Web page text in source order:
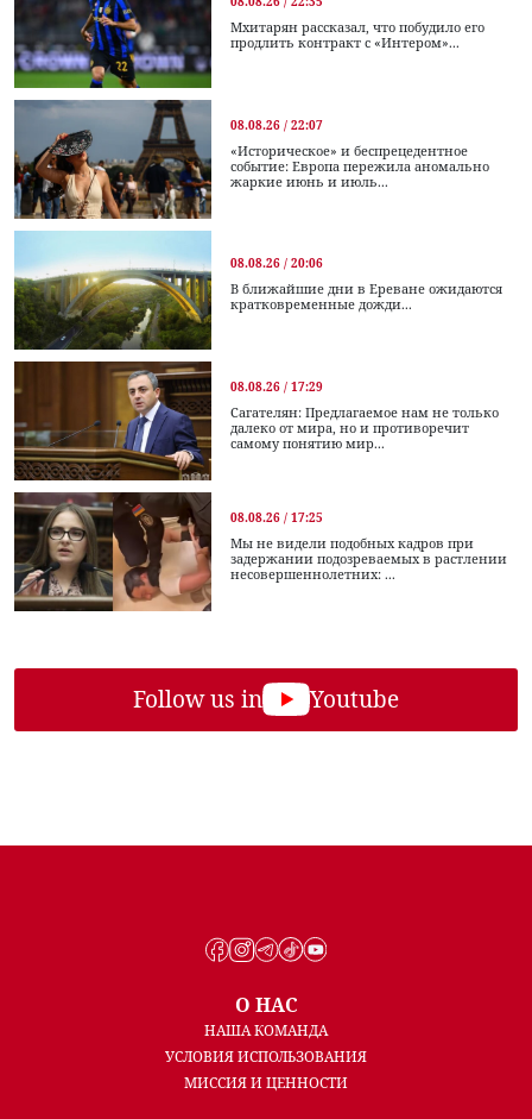
Мхитарян рассказал, что побудило его
продлить контракт с «Интером»...
08.08.26 / 22:07
«Историческое» и беспрецедентное
событие: Европа пережила аномально
жаркие июнь и июль...
08.08.26 / 20:06
В ближайшие дни в Ереване ожидаются
кратковременные дожди...
08.08.26 / 17:29
Сагателян: Предлагаемое нам не только
далеко от мира, но и противоречит
самому понятию мир...
08.08.26 / 17:25
Мы не видели подобных кадров при
задержании подозреваемых в растлении
несовершеннолетних: ...
Follow us in Youtube
О НАС
НАША КОМАНДА
УСЛОВИЯ ИСПОЛЬЗОВАНИЯ
МИССИЯ И ЦЕННОСТИ